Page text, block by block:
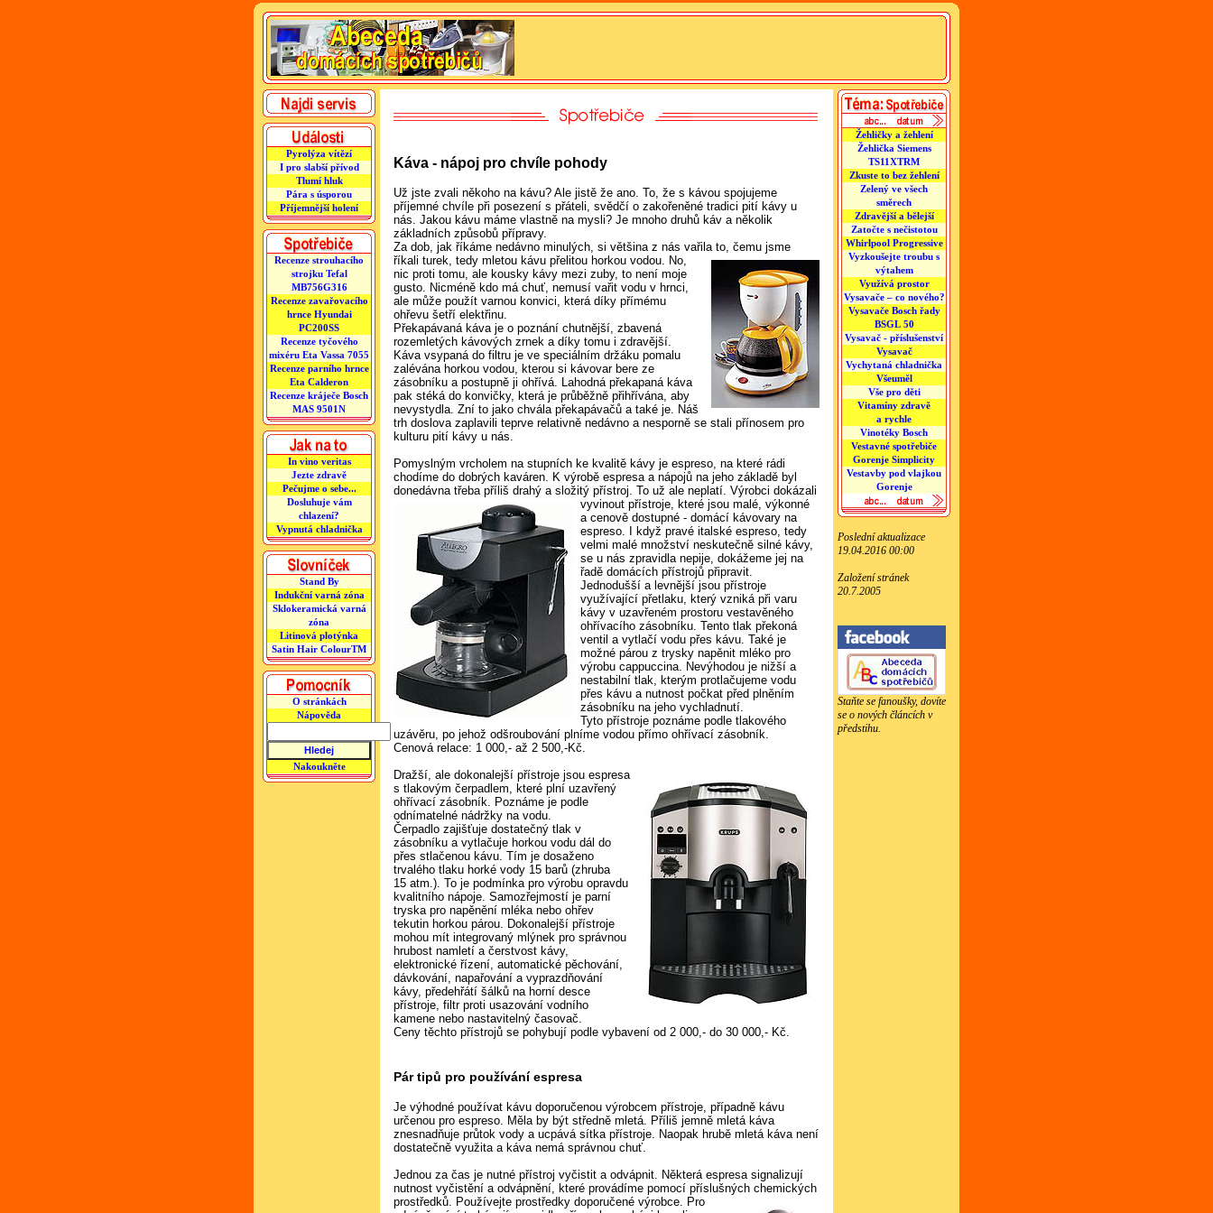
Pyrolýza vítězí
I pro slabší přívod
Tlumí hluk
Pára s úsporou
Příjemnější holení
Recenze strouhacího
strojku Tefal
MB756G316
Recenze zavařovacího
hrnce Hyundai
PC200SS
Recenze tyčového
mixéru Eta Vassa 7055
Recenze parního hrnce
Eta Calderon
Recenze kráječe Bosch
MAS 9501N
In vino veritas
Jezte zdravě
Pečujme o sebe...
Dosluhuje vám
chlazení?
Vypnutá chladnička
Stand By
Indukční varná zóna
Sklokeramická varná
zóna
Litinová plotýnka
Satin Hair ColourTM
O stránkách
Nápověda
Nakoukněte
Káva - nápoj pro chvíle pohody
Už jste zvali někoho na kávu? Ale jistě že ano. To, že s kávou spojujeme
příjemné chvíle při posezení s přáteli, svědčí o zakořeněné tradici pití kávy u
nás. Jakou kávu máme vlastně na mysli? Je mnoho druhů káv a několik
základních způsobů přípravy.
Za dob, jak říkáme nedávno minulých, si většina z nás vařila to, čemu jsme
říkaliturek, tedy mletou kávu přelitou horkou vodou. No,
nic proti tomu, ale kousky kávy mezi zuby, to není moje
gusto. Nicméně kdo má chuť, nemusí vařit vodu v hrnci,
ale může použít varnou konvici, která díky přímému
ohřevu šetří elektřinu.
Překapávaná káva je o poznání chutnější, zbavená
rozemletých kávových zrnek a díky tomu i zdravější.
Káva vsypaná do filtru je ve speciálním držáku pomalu
zalévána horkou vodou, kterou si kávovar bere ze
zásobníku a postupně ji ohřívá. Lahodná překapaná káva
pak stéká do konvičky, která je průběžně přihřívána, aby
nevystydla. Zní to jako chvála překapávačů a také je. Náš
trh doslova zaplavili teprve relativně nedávno a nesporně se stali přínosem pro
kulturu pití kávy u nás.
Pomyslným vrcholem na stupních ke kvalitě kávy je espreso, na které rádi
chodíme do dobrých kaváren. K výrobě espresa a nápojů na jeho základě byl
donedávna třeba příliš drahý a složitý přístroj.To už ale neplatí. Výrobci dokázali
vyvinout přístroje, které jsou malé, výkonné
a cenově dostupné - domácí kávovary na
espreso. I když pravé italské espreso, tedy
velmi malé množství neskutečně silné kávy,
se u nás zpravidla nepije, dokážeme jej na
řadě domácích přístrojů připravit.
Jednodušší a levnější jsou přístroje
využívající přetlaku, který vzniká při varu
kávy v uzavřeném prostoru vestavěného
ohřívacího zásobníku. Tento tlak překoná
ventil a vytlačí vodu přes kávu. Také je
možné párou z trysky napěnit mléko pro
výrobu cappuccina. Nevýhodou je nižší a
nestabilní tlak, kterým protlačujeme vodu
přes kávu a nutnost počkat před plněním
zásobníku na jeho vychladnutí.
Tyto přístroje poznáme podle tlakového
uzávěru, po jehož odšroubování plníme vodou přímo ohřívací zásobník.
Cenová relace: 1 000,- až 2 500,-Kč.
Dražší, ale dokonalejší přístroje jsou espresa
s tlakovým čerpadlem, které plní uzavřený
ohřívací zásobník. Poznáme je podle
odnímatelné nádržky na vodu.
Čerpadlo zajišťuje dostatečný tlak v
zásobníku a vytlačuje horkou vodu dál do
přes stlačenou kávu. Tím je dosaženo
trvalého tlaku horké vody 15 barů (zhruba
15 atm.). To je podmínka pro výrobu opravdu
kvalitního nápoje. Samozřejmostí je parní
tryska pro napěnění mléka nebo ohřev
tekutin horkou párou. Dokonalejší přístroje
mohou mít integrovaný mlýnek pro správnou
hrubost namletí a čerstvost kávy,
elektronické řízení, automatické pěchování,
dávkování, napařování a vyprazdňování
kávy, předehřátí šálků na horní desce
přístroje, filtr proti usazování vodního
kamene nebo nastavitelný časovač.
Ceny těchto přístrojů se pohybují podle vybavení od 2 000,- do 30 000,- Kč.
Pár tipů pro používání espresa
Je výhodné používat kávu doporučenou výrobcem přístroje, případně kávu
určenou pro espreso. Měla by být středně mletá. Příliš jemně mletá káva
znesnadňuje průtok vody a ucpává sítka přístroje. Naopak hrubě mletá káva není
dostatečně využita a káva nemá správnou chuť.
Jednou za čas je nutné přístroj vyčistit a odvápnit. Některá espresa signalizují
nutnost vyčistění a odvápnění, které provádíme pomocí příslušných chemických
prostředků. Používejte prostředky doporučené výrobce. Pro
Žehličky a žehlení
Žehlička Siemens
TS11XTRM
Zkuste to bez žehlení
Zelený ve všech
směrech
Zdravější a bělejší
Zatočte s nečistotou
Whirlpool Progressive
Vyzkoušejte troubu s
výtahem
Využívá prostor
Vysavače – co nového?
Vysavače Bosch řady
BSGL 50
Vysavač - příslušenství
Vysavač
Vychytaná chladnička
Všeuměl
Vše pro děti
Vitamíny zdravě
a rychle
Vinotéky Bosch
Vestavné spotřebiče
Gorenje Simplicity
Vestavby pod vlajkou
Gorenje
Poslední aktualizace
19.04.2016 00:00
Založení stránek
20.7.2005
Staňte se fanoušky, dovíte
se o nových článcích v
předstihu.